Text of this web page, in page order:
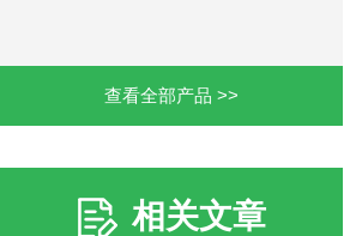
查看全部产品 >>
相关文章